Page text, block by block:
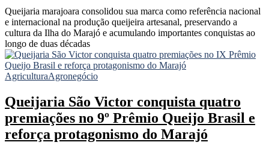
Queijaria marajoara consolidou sua marca como referência nacional
e internacional na produção queijeira artesanal, preservando a
cultura da Ilha do Marajó e acumulando importantes conquistas ao
longo de duas décadas
AgriculturaAgronegócio
Queijaria São Victor conquista quatro
premiações no 9º Prêmio Queijo Brasil e
reforça protagonismo do Marajó